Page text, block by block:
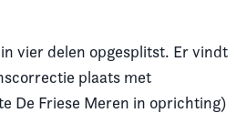
vier delen opgesplitst. Er vindt
plaats met
De Friese Meren in oprichting)